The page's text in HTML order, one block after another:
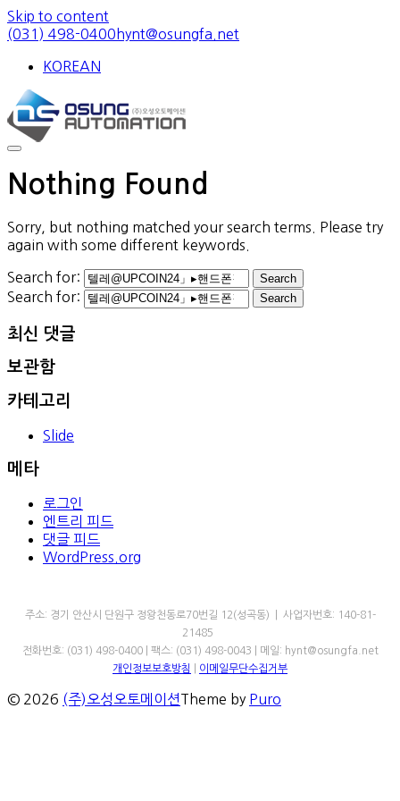
Skip to content
(031) 498-0400 hynt@osungfa.net
KOREAN
Nothing Found
Sorry, but nothing matched your search terms. Please try
again with some different keywords.
Search for:
Search for:
최신 댓글
보관함
카테고리
Slide
메타
로그인
엔트리 피드
댓글 피드
WordPress.org
주소: 경기 안산시 단원구 정왕천동로70번길 12(성곡동) | 사업자번호: 140-81-
21485
전화번호: (031) 498-0400 | 팩스: (031) 498-0043 | 메일: hynt@osungfa.net
개인정보보호방침
이메일무단수집거부
© 2026 (주)오성오토메이션Theme by Puro